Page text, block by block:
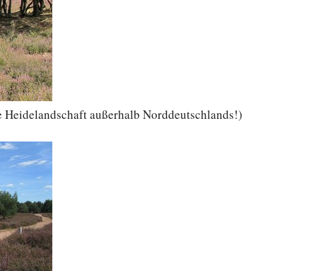
außerhalb Norddeutschlands!)